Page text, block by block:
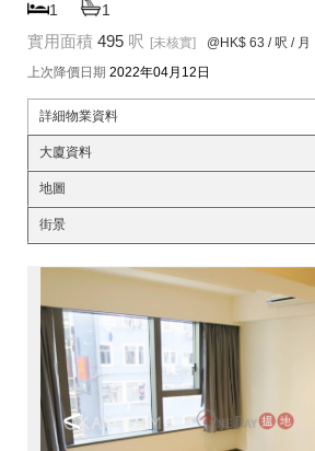
1 1
實用面積 495 呎 [未核實] @HK$ 63 / 呎 / 月
上次降價日期 2022年04月12日
詳細物業資料
大廈資料
地圖
街景
<